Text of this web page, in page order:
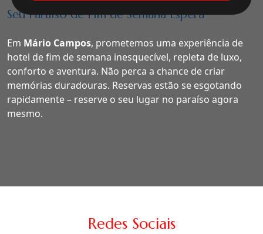
Seu Paraíso de Fim de Semana Espera
Em Mário Campos, prometemos uma experiência de
hotel de fim de semana inesquecível, repleta de luxo,
conforto e aventura. Não perca a chance de criar
memórias duradouras. Reservas estão se esgotando
rapidamente – reserve o seu lugar no paraíso agora
mesmo.
Redes Sociais